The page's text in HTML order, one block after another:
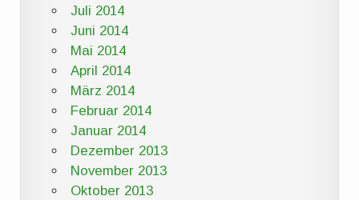
Juli 2014
Juni 2014
Mai 2014
April 2014
März 2014
Februar 2014
Januar 2014
Dezember 2013
November 2013
Oktober 2013